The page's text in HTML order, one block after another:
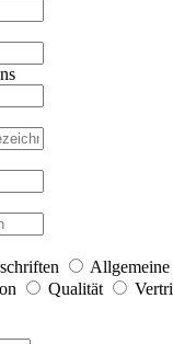
Qualität